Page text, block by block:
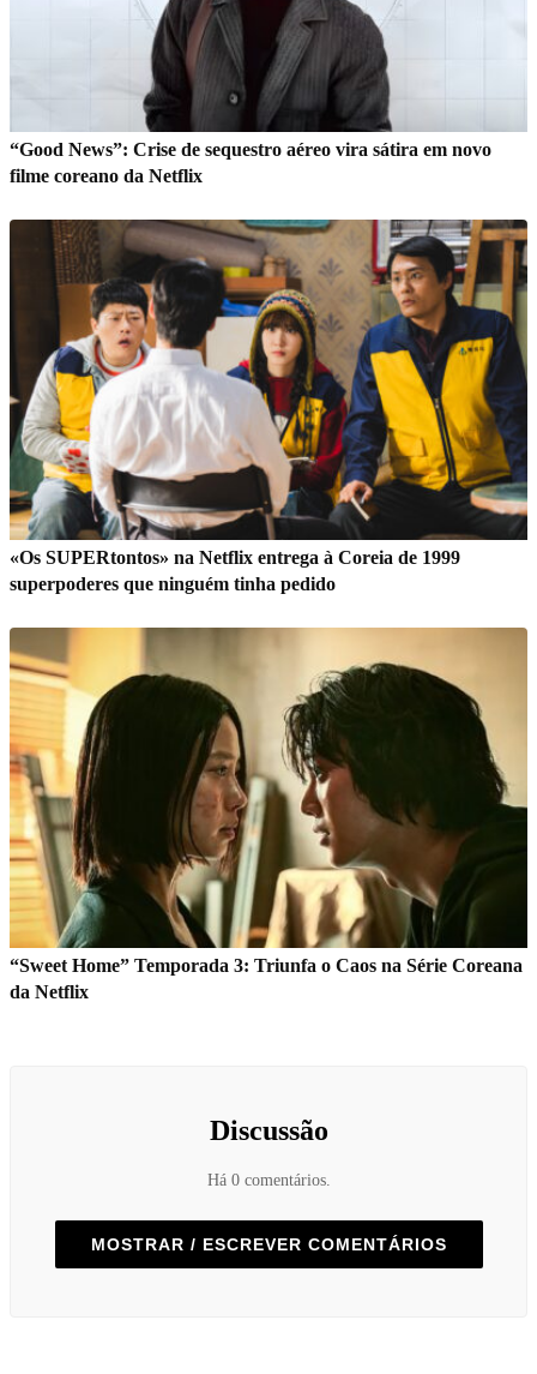
“Good News”: Crise de sequestro aéreo vira sátira em novo
filme coreano da Netflix
«Os SUPERtontos» na Netflix entrega à Coreia de 1999
superpoderes que ninguém tinha pedido
“Sweet Home” Temporada 3: Triunfa o Caos na Série Coreana
da Netflix
Discussão
Há 0 comentários.
MOSTRAR / ESCREVER COMENTÁRIOS